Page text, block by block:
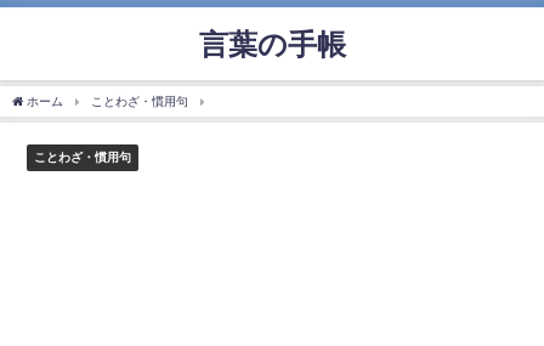
言葉の手帳
ホーム ことわざ・慣用句
ことわざ・慣用句